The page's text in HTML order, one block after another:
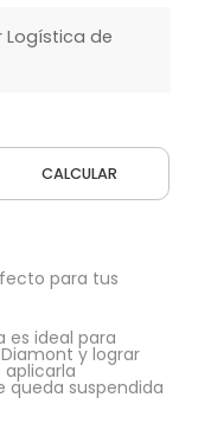
de
CALCULAR
para tus
ideal para
y lograr
aplicarla
queda suspendida